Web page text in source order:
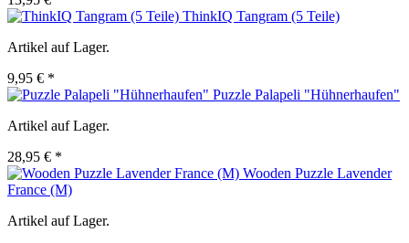
ThinkIQ Tangram (5 Teile)
Artikel auf Lager.
9,95 € *
Puzzle Palapeli "Hühnerhaufen"
Artikel auf Lager.
28,95 € *
Wooden Puzzle Lavender
France (M)
Artikel auf Lager.